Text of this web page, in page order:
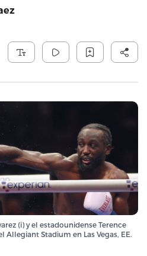
(i) y el estadounidense Terence
Allegiant Stadium en Las Vegas, EE.